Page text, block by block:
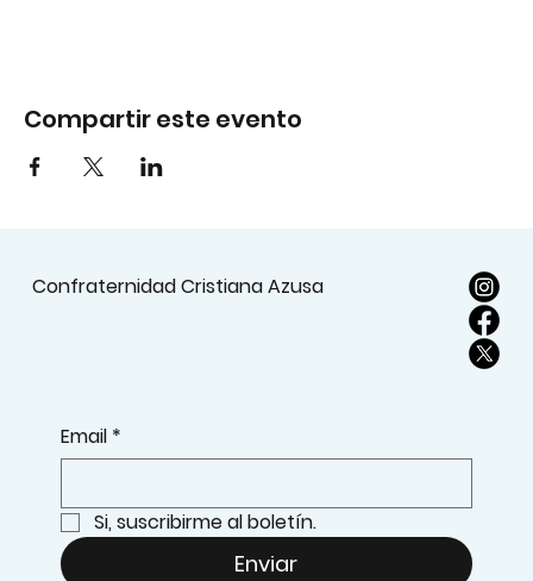
Compartir este evento
Confraternidad Cristiana Azusa
Email *
Si, suscribirme al boletín.
Enviar